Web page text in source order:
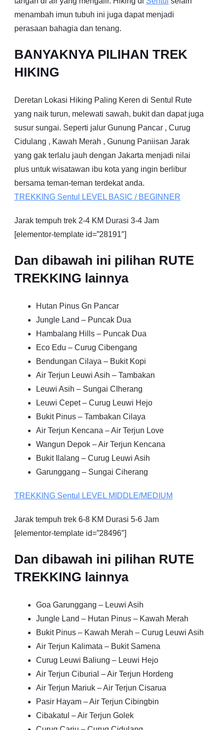
menambah imun tubuh ini juga dapat menjadi
perasaan bahagia dan tenang.
BANYAKNYA PILIHAN TREK
HIKING
Deretan Lokasi Hiking Paling Keren di Sentul Rute
yang naik turun, melewati sawah, bukit dan dapat juga
susur sungai. Seperti jalur Gunung Pancar , Curug
Cidulang , Kawah Merah , Gunung Paniisan Jarak
yang gak terlalu jauh dengan Jakarta menjadi nilai
plus untuk wisatawan ibu kota yang ingin berlibur
bersama teman-teman terdekat anda.
TREKKING Sentul LEVEL BASIC / BEGINNER
Jarak tempuh trek 2-4 KM Durasi 3-4 Jam
[elementor-template id=”28191″]
Dan dibawah ini pilihan RUTE
TREKKING lainnya
Hutan Pinus Gn Pancar
Jungle Land – Puncak Dua
Hambalang Hills – Puncak Dua
Eco Edu – Curug Cibengang
Bendungan Cilaya – Bukit Kopi
Air Terjun Leuwi Asih – Tambakan
Leuwi Asih – Sungai CIherang
Leuwi Cepet – Curug Leuwi Hejo
Bukit Pinus – Tambakan Cilaya
Air Terjun Kencana – Air Terjun Love
Wangun Depok – Air Terjun Kencana
Bukit Ilalang – Curug Leuwi Asih
Garunggang – Sungai Ciherang
TREKKING Sentul LEVEL MIDDLE/MEDIUM
Jarak tempuh trek 6-8 KM Durasi 5-6 Jam
[elementor-template id=”28496″]
Dan dibawah ini pilihan RUTE
TREKKING lainnya
Goa Garunggang – Leuwi Asih
Jungle Land – Hutan Pinus – Kawah Merah
Bukit Pinus – Kawah Merah – Curug Leuwi Asih
Air Terjun Kalimata – Bukit Samena
Curug Leuwi Baliung – Leuwi Hejo
Air Terjun Ciburial – Air Terjun Hordeng
Air Terjun Mariuk – Air Terjun Cisarua
Pasir Hayam – Air Terjun Cibingbin
Cibakatul – Air Terjun Golek